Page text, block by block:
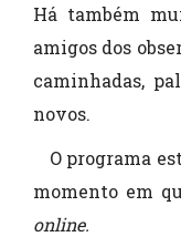
Há também
amigos dos
caminhadas,
novos.
O programa
momento em
online.